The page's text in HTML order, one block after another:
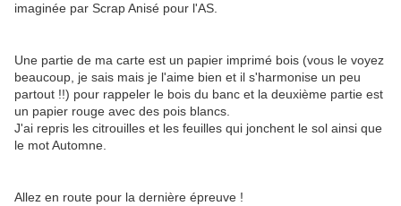
imaginée par Scrap Anisé pour l'AS.
Une partie de ma carte est un papier imprimé bois (vous le voyez
beaucoup, je sais mais je l'aime bien et il s'harmonise un peu
partout !!) pour rappeler le bois du banc et la deuxième partie est
un papier rouge avec des pois blancs.
J'ai repris les citrouilles et les feuilles qui jonchent le sol ainsi que
le mot Automne.
Allez en route pour la dernière épreuve !